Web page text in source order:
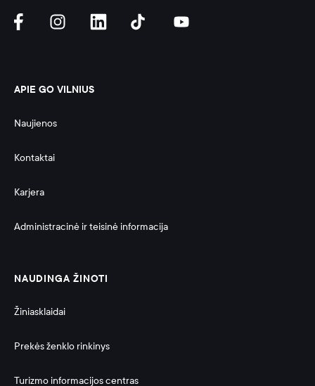
APIE GO VILNIUS
Naujienos
Kontaktai
Karjera
Administracinė ir teisinė informacija
NAUDINGA ŽINOTI
Žiniasklaidai
Prekės ženklo rinkinys
Turizmo informacijos centras